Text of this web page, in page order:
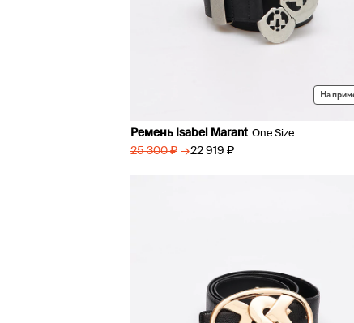
На
Ремень Isabel Marant One Size
25 300 ₽ → 22 919 ₽